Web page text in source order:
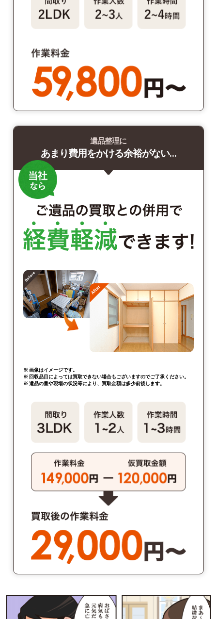
遺品整理に
あまり費用をかける余裕がない…
※ 画像はイメージです。
※ 回収品目によっては買取できない場合もございますのでご了承ください。
※ 遺品の量や現場の状況等により、買取金額は多少前後します。